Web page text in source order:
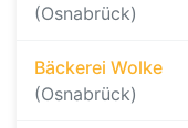
(Osnabrück)
Bäckerei Wolke
(Osnabrück)